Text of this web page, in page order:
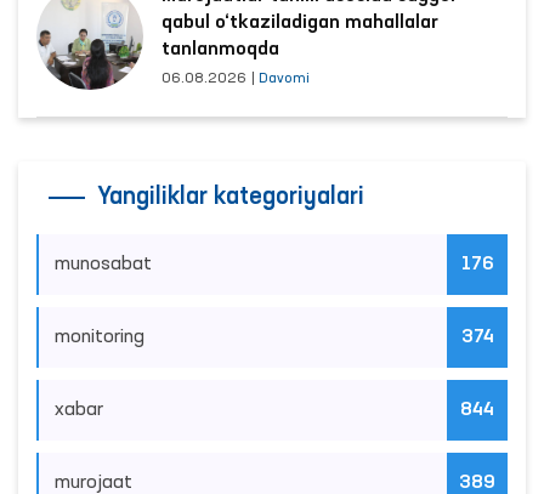
qabul o‘tkaziladigan mahallalar
tanlanmoqda
06.08.2026 Davomi
Yangiliklar kategoriyalari
munosabat 176
monitoring 374
xabar 844
murojaat 389